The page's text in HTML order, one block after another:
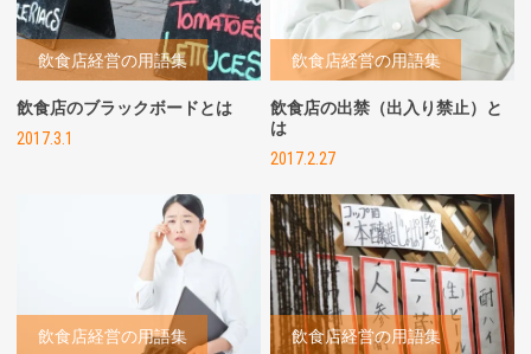
飲食店経営の用語集
飲食店のブラックボードとは
2017.3.1
飲食店経営の用語集
飲食店の出禁（出入り禁止）と
は
2017.2.27
飲食店経営の用語集 飲食店経営の用語集